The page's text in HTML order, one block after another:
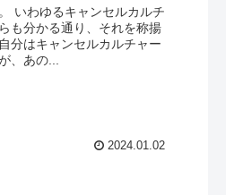
いわゆるキャンセルカルチ
も分かる通り、それを称揚
分はキャンセルカルチャー
、あの...
2024.01.02